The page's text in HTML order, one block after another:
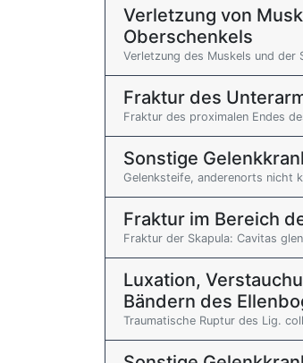
Verletzung von
Oberschenkels
Verletzung des Muskels und der
Fraktur des
Fraktur des proximalen Endes
Sonstige
Gelenksteife, anderenorts nicht
Fraktur im Bereich
Fraktur der Skapula: Cavitas
Luxation,
Bändern des
Traumatische Ruptur des Lig.